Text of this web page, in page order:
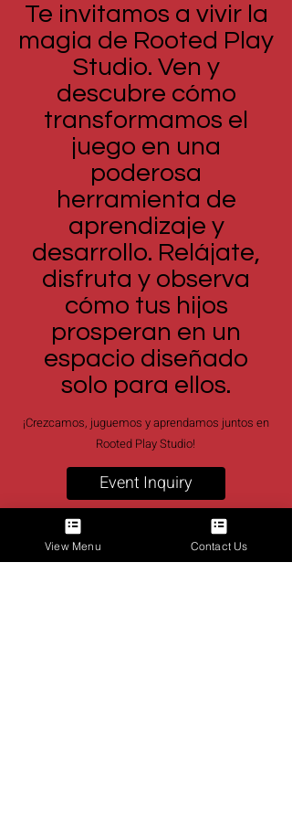
Te invitamos a vivir la
magia de Rooted Play
Studio. Ven y
descubre cómo
transformamos el
juego en una
poderosa
herramienta de
aprendizaje y
desarrollo. Relájate,
disfruta y observa
cómo tus hijos
prosperan en un
espacio diseñado
solo para ellos.
¡Crezcamos, juguemos y aprendamos juntos en
Rooted Play Studio!
Event Inquiry
View Menu Contact Us